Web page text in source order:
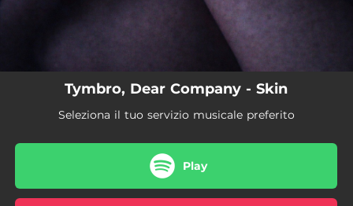
Tymbro, Dear Company - Skin
Seleziona il tuo servizio musicale preferito
Play